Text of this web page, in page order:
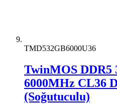
TMD532GB6000U36
TwinMOS DDR5
6000MHz CL36
(Soğutuculu)